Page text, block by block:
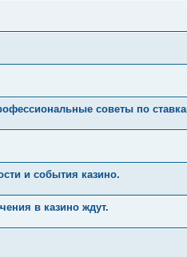
советы по
и события казино.
в казино ждут.